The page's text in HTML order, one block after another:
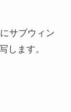
サブウィン
します。